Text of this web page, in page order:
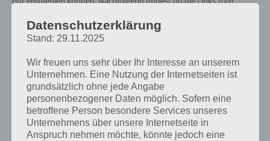
Datenschutzerklärung
Stand: 29.11.2025
Wir freuen uns sehr über Ihr Interesse an unserem
Unternehmen. Eine Nutzung der Internetseiten ist
grundsätzlich ohne jede Angabe
personenbezogener Daten möglich. Sofern eine
betroffene Person besondere Services unseres
Unternehmens über unsere Internetseite in
Anspruch nehmen möchte, könnte jedoch eine